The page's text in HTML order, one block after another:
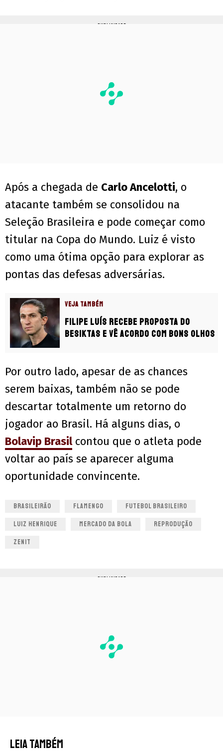
PUBLICIDADE
Após a chegada de Carlo Ancelotti, o
atacante também se consolidou na
Seleção Brasileira e pode começar como
titular na Copa do Mundo. Luiz é visto
como uma ótima opção para explorar as
pontas das defesas adversárias.
VEJA TAMBÉM
Filipe Luís recebe proposta do
Besiktas e vê acordo com bons olhos
Por outro lado, apesar de as chances
serem baixas, também não se pode
descartar totalmente um retorno do
jogador ao Brasil. Há alguns dias, o
Bolavip Brasilcontou que o atleta pode
voltar ao país se aparecer alguma
oportunidade convincente.
BRASILEIRÃO FLAMENGO FUTEBOL BRASILEIRO
LUIZ HENRIQUE MERCADO DA BOLA REPRODUÇÃO
ZENIT
PUBLICIDADE
LEIA TAMBÉM